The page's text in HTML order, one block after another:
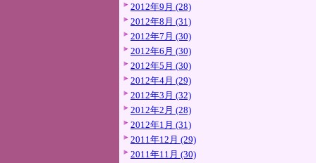
2012年9月 (28)
2012年8月 (31)
2012年7月 (30)
2012年6月 (30)
2012年5月 (30)
2012年4月 (29)
2012年3月 (32)
2012年2月 (28)
2012年1月 (31)
2011年12月 (29)
2011年11月 (30)